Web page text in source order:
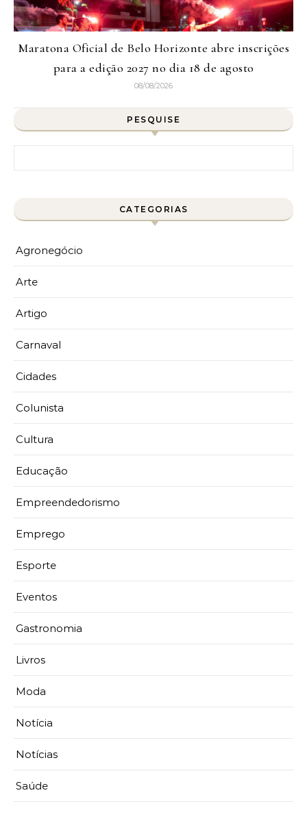
Maratona Oficial de Belo Horizonte abre inscrições
para a edição 2027 no dia 18 de agosto
08/08/2026
PESQUISE
CATEGORIAS
Agronegócio
Arte
Artigo
Carnaval
Cidades
Colunista
Cultura
Educação
Empreendedorismo
Emprego
Esporte
Eventos
Gastronomia
Livros
Moda
Notícia
Notícias
Saúde